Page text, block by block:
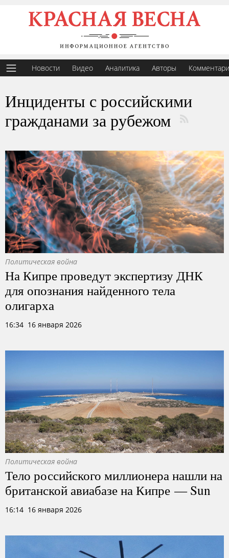
Новости Видео Аналитика Авторы
Инциденты с российскими
гражданами за рубежом
Политическая война
На Кипре проведут экспертизу ДНК
для опознания найденного тела
олигарха
16:34 16 января 2026
Политическая война
Тело российского миллионера нашли на
британской авиабазе на Кипре — Sun
16:14 16 января 2026